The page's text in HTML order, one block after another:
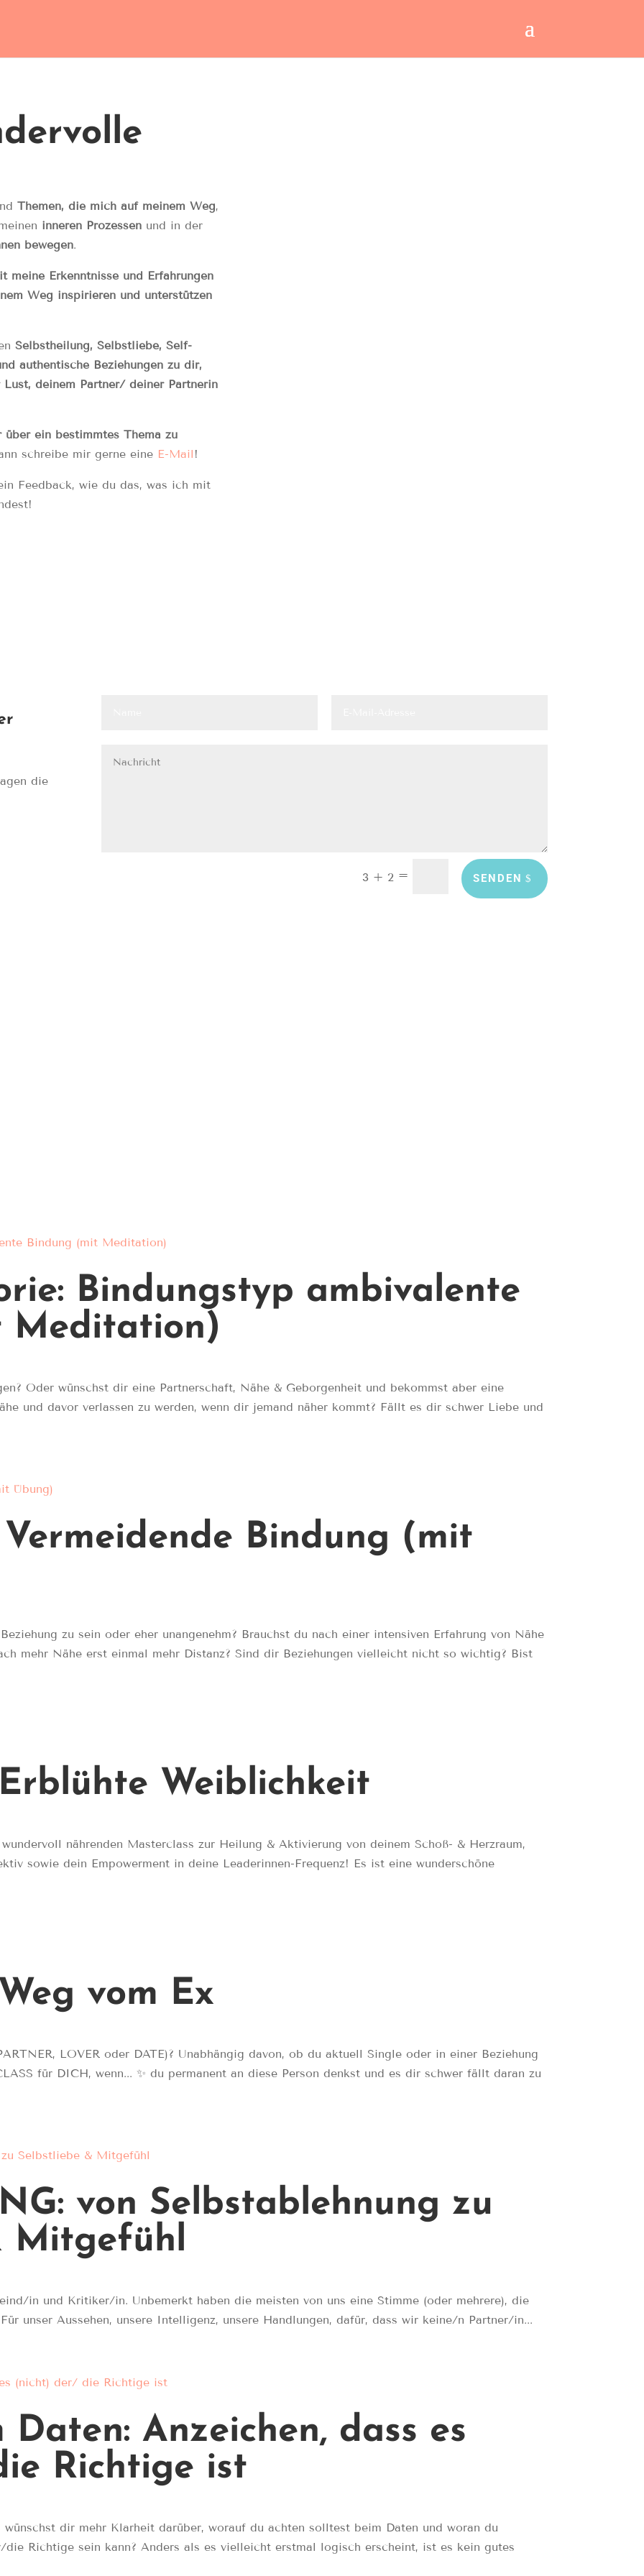
Themen, die mich auf meinem Weg,
inneren Prozessen und in der
bewegen.
meine Erkenntnisse und Erfahrungen
Weg inspirieren und unterstützen
Selbstheilung, Selbstliebe, Self-
authentische Beziehungen zu dir,
deinem Partner/ deiner Partnerin
ein bestimmtes Thema zu
schreibe mir gerne eine E-Mail !
Feedback, wie du das, was ich mit
die
3 + 2 = SENDEN
Bindungstyp ambivalente
Meditation)
Oder wünschst dir eine Partnerschaft, Nähe & Geborgenheit und bekommst aber eine
und davor verlassen zu werden, wenn dir jemand näher kommt? Fällt es dir schwer Liebe und
Bindung (mit
zu sein oder eher unangenehm? Brauchst du nach einer intensiven Erfahrung von Nähe
mehr Nähe erst einmal mehr Distanz? Sind dir Beziehungen vielleicht nicht so wichtig? Bist
Weiblichkeit
nährenden Masterclass zur Heilung & Aktivierung von deinem Schoß- & Herzraum,
sowie dein Empowerment in deine Leaderinnen-Frequenz! Es ist eine wunderschöne
vom Ex
LOVER oder DATE)? Unabhängig davon, ob du aktuell Single oder in einer Beziehung
für DICH, wenn... ✨ du permanent an diese Person denkst und es dir schwer fällt daran zu
von Selbstablehnung zu
Mitgefühl
in und Kritiker/in. Unbemerkt haben die meisten von uns eine Stimme (oder mehrere), die
unser Aussehen, unsere Intelligenz, unsere Handlungen, dafür, dass wir keine/n Partner/in...
Anzeichen, dass es
Richtige ist
dir mehr Klarheit darüber, worauf du achten solltest beim Daten und woran du
die Richtige sein kann? Anders als es vielleicht erstmal logisch erscheint, ist es kein gutes